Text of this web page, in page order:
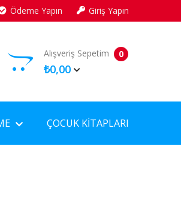
Ödeme Yapın Giriş Yapın
Alışveriş Sepetim 0
₺0,00
ÇOCUK KITAPLARI